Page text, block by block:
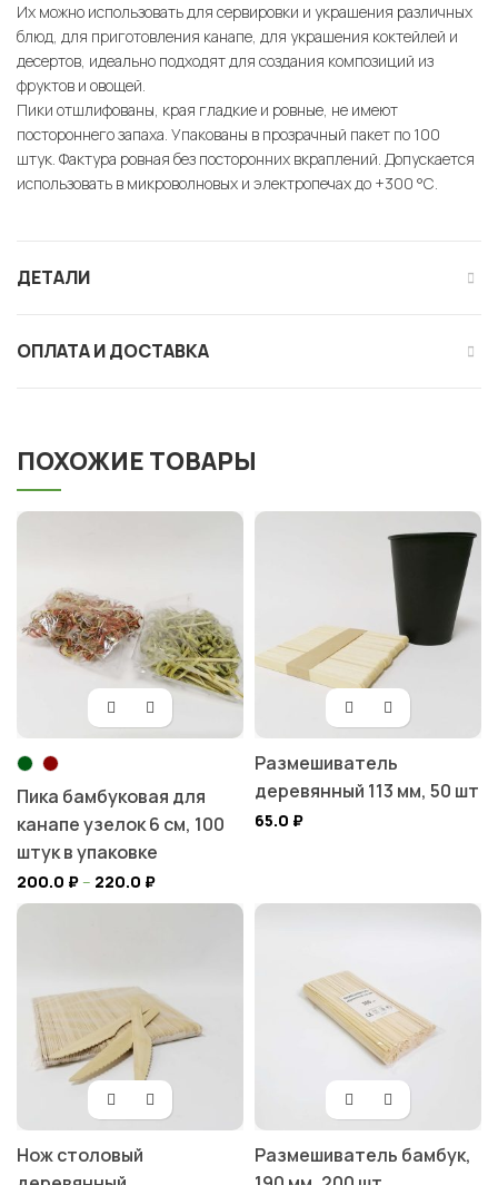
Их можно использовать для сервировки и украшения различных
блюд, для приготовления канапе, для украшения коктейлей и
десертов, идеально подходят для создания композиций из
фруктов и овощей.
Пики отшлифованы, края гладкие и ровные, не имеют
постороннего запаха. Упакованы в прозрачный пакет по 100
штук. Фактура ровная без посторонних вкраплений. Допускается
использовать в микроволновых и электропечах до +300 °С.
ДЕТАЛИ
ОПЛАТА И ДОСТАВКА
ПОХОЖИЕ ТОВАРЫ
Пика бамбуковая для
канапе узелок 6 см, 100
штук в упаковке
200.0 ₽– 220.0 ₽
Размешиватель
деревянный 113 мм, 50 шт
65.0 ₽
Нож столовый
Размешиватель бамбук,